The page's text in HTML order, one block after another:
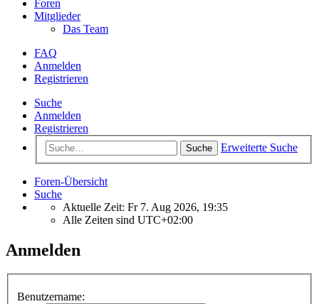
Foren
Mitglieder
Das Team
FAQ
Anmelden
Registrieren
Suche
Anmelden
Registrieren
Suche Erweiterte Suche
Foren-Übersicht
Suche
Aktuelle Zeit: Fr 7. Aug 2026, 19:35
Alle Zeiten sind UTC+02:00
Anmelden
Benutzername: